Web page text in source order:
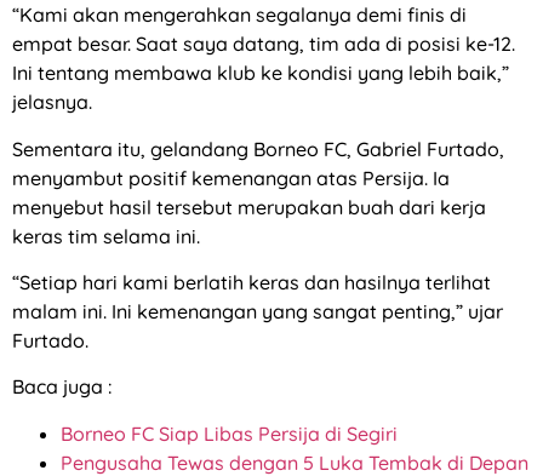
“Kami akan mengerahkan segalanya demi finis di
empat besar. Saat saya datang, tim ada di posisi ke-12.
Ini tentang membawa klub ke kondisi yang lebih baik,”
jelasnya.
Sementara itu, gelandang Borneo FC, Gabriel Furtado,
menyambut positif kemenangan atas Persija. Ia
menyebut hasil tersebut merupakan buah dari kerja
keras tim selama ini.
“Setiap hari kami berlatih keras dan hasilnya terlihat
malam ini. Ini kemenangan yang sangat penting,” ujar
Furtado.
Baca juga :
Borneo FC Siap Libas Persija di Segiri
Pengusaha Tewas dengan 5 Luka Tembak di Depan